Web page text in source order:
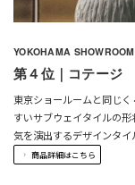
YOKOHAMA SHOWROOM
第４位｜コテージ
東京ショールームと同じ
すいサブウェイタイルの
気を演出するデザインタイ
商品詳細はこちら